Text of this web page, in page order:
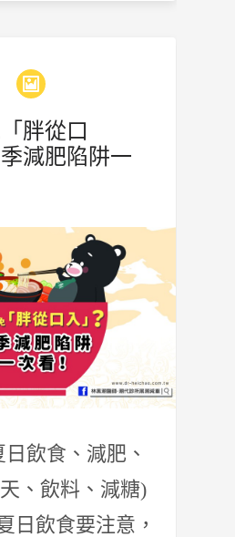
胖從口
減肥陷阱一
飲食、減肥、
、飲料、減糖)
日飲食要注意，